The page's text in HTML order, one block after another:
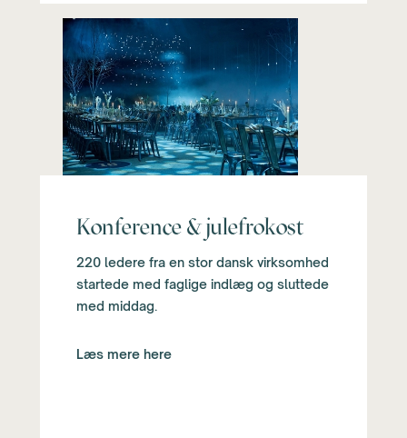
Konference & julefrokost
220 ledere fra en stor dansk virksomhed
startede med faglige indlæg og sluttede
med middag.
Læs mere here